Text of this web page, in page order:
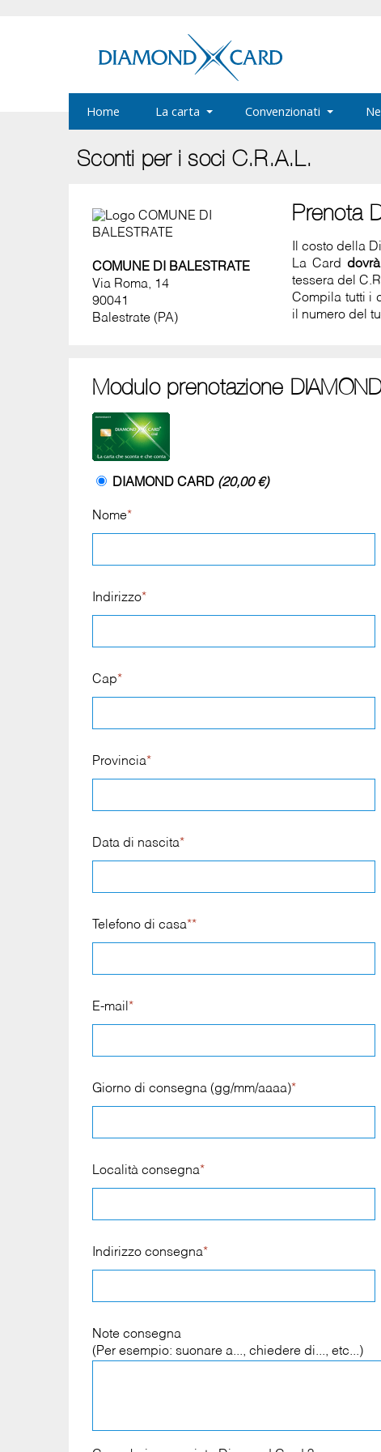
Home La carta Convenzionati
Sconti per i soci C.R.A.L.
COMUNE DI BALESTRATE
Via Roma, 14
90041
Balestrate (PA)
Prenota
Il costo della
La Card
tessera del
Compila tutti i
il numero del
Modulo prenotazione
DIAMOND CARD (20,00 €)
Nome*
Indirizzo*
Cap*
Provincia*
Data di nascita*
Telefono di casa**
E-mail *
Giorno di consegna (gg/mm/aaaa)*
Località consegna*
Indirizzo consegna*
Note consegna
(Per esempio: suonare a..., chiedere di..., etc...)